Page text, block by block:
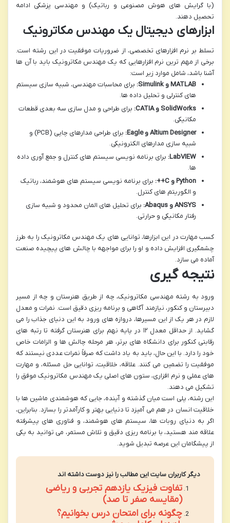
(با گرایش های هوش مصنوعی و رباتیک) و مهندسی پزشکی ادامه
تحصیل دهند.
ابزارهای دیجیتال یک مهندس مکاترونیک
تسلط بر نرم افزارهای تخصصی، از ضروریات موفقیت در این رشته است.
برخی از مهم ترین نرم افزارهایی که یک مهندس مکاترونیک باید با آن ها
آشنا باشد، شامل موارد زیر است:
MATLAB و Simulink:
برای محاسبات مهندسی، شبیه سازی سیستم
های کنترلی و تحلیل داده ها.
SolidWorks و CATIA:
برای طراحی و مدل سازی سه بعدی قطعات
مکانیکی.
Altium Designer و Eagle:
برای طراحی مدارهای چاپی (PCB) و
شبیه سازی مدارهای الکترونیکی.
LabVIEW: برای برنامه نویسی سیستم های کنترل و جمع آوری داده
ها.
Python و C++:
برای برنامه نویسی سیستم های هوشمند، رباتیک
و الگوریتم های کنترل.
ANSYS و Abaqus:
برای تحلیل های المان محدود و شبیه سازی
رفتار مکانیکی و حرارتی.
کسب مهارت در این ابزارها، توانایی های یک مهندس مکاترونیک را به طرز
چشمگیری افزایش داده و او را برای مواجهه با چالش های پیچیده صنعت
آماده می سازد.
نتیجه گیری
ورود به رشته مهندسی مکاترونیک، چه از طریق هنرستان و چه از مسیر
دبیرستان و کنکور، نیازمند آگاهی و برنامه ریزی دقیق است. نمرات و معدل
لازم در هر یک از این مسیرها، دروازه های ورود به این دنیای جذاب را می
گشاید. از حداقل معدل ۱۲ در پایه نهم برای هنرستان گرفته تا رتبه های
رقابتی کنکور برای دانشگاه های برتر، هر مرحله چالش ها و الزامات خاص
خود را دارد. با این حال، باید به یاد داشت که صرفاً نمرات عددی نیستند که
موفقیت را تضمین می کنند. علاقه، خلاقیت، توانایی حل مسئله، و مهارت
های عملی و نرم افزاری، ستون های اصلی یک مهندس مکاترونیک موفق را
تشکیل می دهند.
این رشته، پلی است میان گذشته و آینده، جایی که هوشمندی ماشین ها با
خلاقیت انسان در هم می آمیزد تا دنیایی بهتر و کارآمدتر را بسازد. بنابراین،
اگر به دنیای روبات ها، سیستم های هوشمند، و فناوری های پیشرفته
علاقه مند هستید، با برنامه ریزی دقیق و تلاش مستمر، می توانید به یکی
از پیشگامان این عرصه تبدیل شوید.
دیگر کاربران سایت این مطالب را نیز دوست داشته اند
تفاوت فیزیک یازدهم تجربی و ریاضی
(مقایسه صفر تا صد)
چگونه برای امتحان درس بخوانیم؟